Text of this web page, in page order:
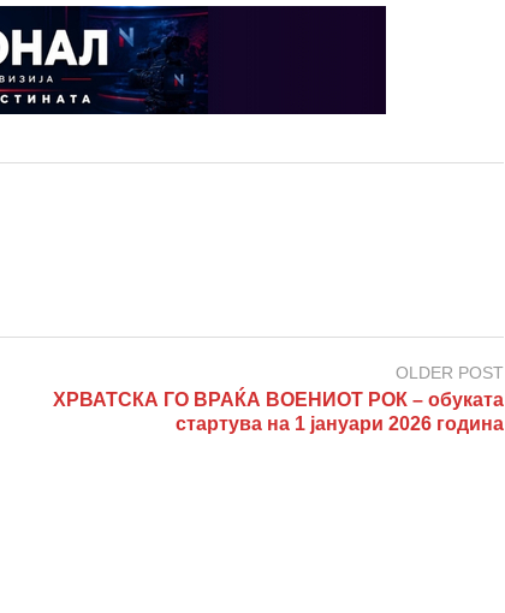
OLDER POST
ХРВАТСКА ГО ВРАЌА ВОЕНИОТ РОК – обуката
стартува на 1 јануари 2026 година